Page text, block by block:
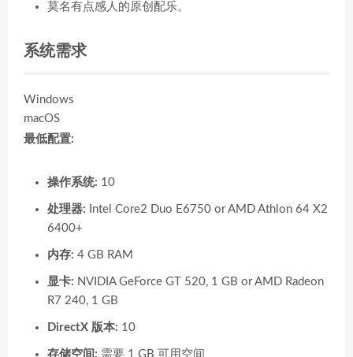
莫名有点感人的原创配乐。
系统需求
Windows
macOS
最低配置:
操作系统: 10
处理器: Intel Core2 Duo E6750 or AMD Athlon 64 X2
6400+
内存: 4 GB RAM
显卡: NVIDIA GeForce GT 520, 1 GB or AMD Radeon
R7 240, 1 GB
DirectX 版本: 10
存储空间: 需要 1 GB 可用空间